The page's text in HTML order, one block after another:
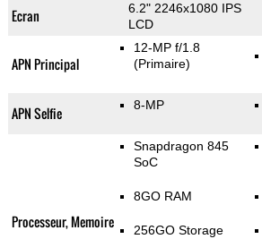
Ecran
6.2" 2246x1080 IPS
LCD
APN Principal
12-MP f/1.8
(Primaire)
APN Selfie 8-MP
Processeur, Memoire
Snapdragon 845
SoC
8GO RAM
256GO Storage